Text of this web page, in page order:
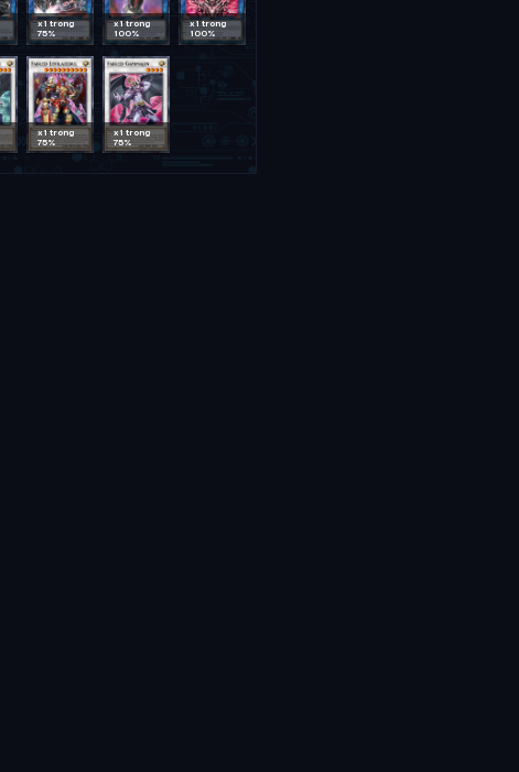
x1 trong
75%
x1 trong
100%
x1 trong
100%
x1 trong
75%
x1 trong
75%